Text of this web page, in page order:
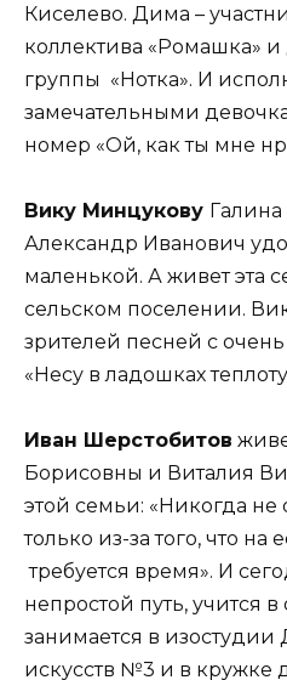
Киселево. Дима –
коллектива «Ромашка»
группы «Нотка». И
замечательными
номер «Ой, как ты мне
Вику Минцукову
Александр Иванович
маленькой. А живет эта
сельском поселении.
зрителей песней с
«Несу в ладошках
Иван Шерстобитов
Борисовны и Виталия
этой семьи: «Никогда не
только из-за того, что на
требуется время». И
непростой путь, учится
занимается в
искусств №3 и в кружке